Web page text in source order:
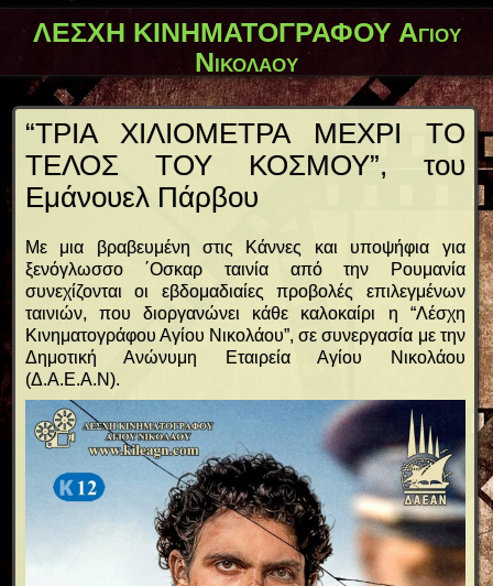
ΛΕΣΧΗ ΚΙΝΗΜΑΤΟΓΡΑΦΟΥ Αγίου
Νικολάου
“ΤΡΙΑ ΧΙΛΙΟΜΕΤΡΑ ΜΕΧΡΙ ΤΟ
ΤΕΛΟΣ ΤΟΥ ΚΟΣΜΟΥ”, του
Εμάνουελ Πάρβου
Με μια βραβευμένη στις Κάννες και υποψήφια για
ξενόγλωσσο ΄Οσκαρ ταινία από την Ρουμανία
συνεχίζονται οι εβδομαδιαίες προβολές επιλεγμένων
ταινιών, που διοργανώνει κάθε καλοκαίρι η “Λέσχη
Κινηματογράφου Αγίου Νικολάου”, σε συνεργασία με την
Δημοτική Ανώνυμη Εταιρεία Αγίου Νικολάου
(Δ.Α.Ε.Α.Ν).